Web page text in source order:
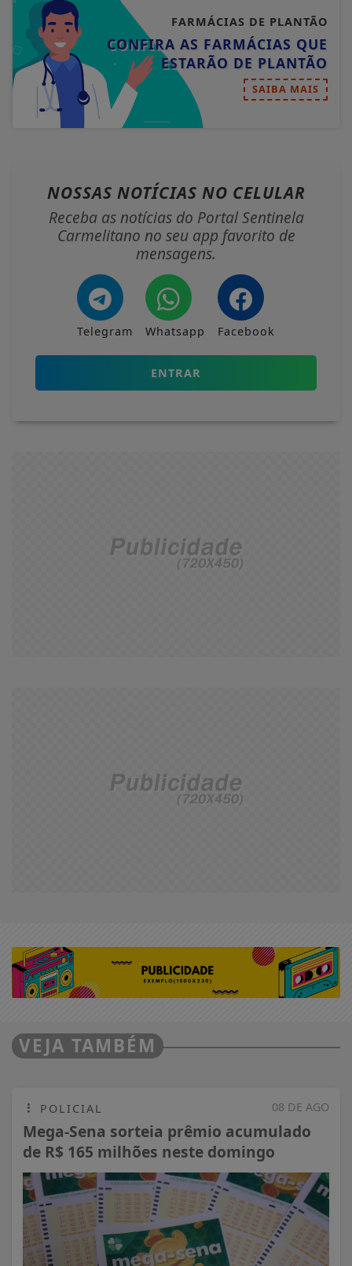
FARMÁCIAS DE PLANTÃO
CONFIRA AS FARMÁCIAS QUE
ESTARÃO DE PLANTÃO
SAIBA MAIS
NOSSAS NOTÍCIAS NO CELULAR
Receba as notícias do Portal Sentinela
Carmelitano no seu app favorito de
mensagens.
Telegram Whatsapp Facebook
ENTRAR
VEJA TAMBÉM
08 DE AGO
POLICIAL
Mega-Sena sorteia prêmio acumulado
de R$ 165 milhões neste domingo